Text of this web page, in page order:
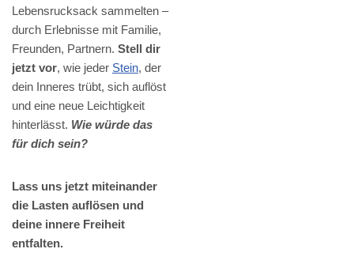
Lebensrucksack sammelten –
durch Erlebnisse mit Familie,
Freunden, Partnern. Stell dir
jetzt vor, wie jeder Stein, der
dein Inneres trübt, sich auflöst
und eine neue Leichtigkeit
hinterlässt. Wie würde das
für dich sein?
Lass uns jetzt miteinander
die Lasten auflösen und
deine innere Freiheit
entfalten.